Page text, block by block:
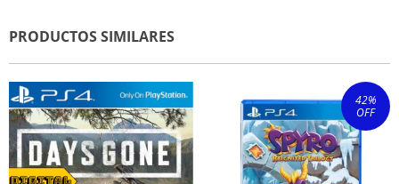
PRODUCTOS SIMILARES
42%
OFF